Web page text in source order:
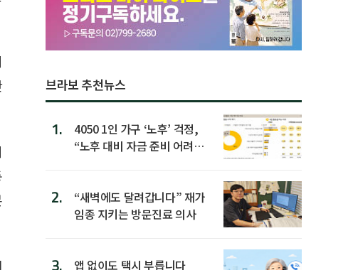
브라보 추천뉴스
1.
4050 1인 가구 ‘노후’ 걱정,
“노후 대비 자금 준비 어려
2.
“새벽에도 달려갑니다” 재가
임종 지키는 방문진료 의사
3. 앱 없이도 택시 부릅니다